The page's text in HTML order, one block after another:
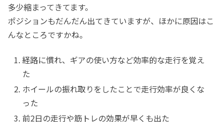
多少縮まってきてます。
ポジションもだんだん出てきていますが、ほかに原因はこ
んなところですかね。
経路に慣れ、ギアの使い方など効率的な走行を覚え
た
ホイールの振れ取りをしたことで走行効率が良くな
った
前2日の走行や筋トレの効果が早くも出た